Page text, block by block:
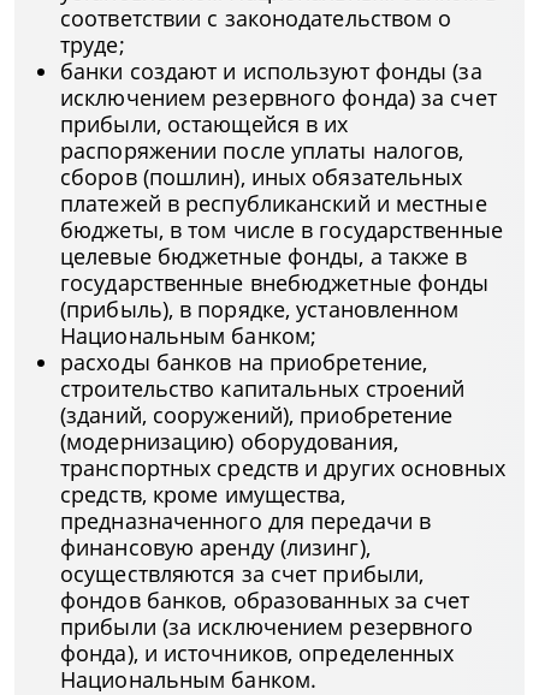
соответствии с законодательством о
труде;
банки создают и используют фонды (за
исключением резервного фонда) за счет
прибыли, остающейся в их
распоряжении после уплаты налогов,
сборов (пошлин), иных обязательных
платежей в республиканский и местные
бюджеты, в том числе в государственные
целевые бюджетные фонды, а также в
государственные внебюджетные фонды
(прибыль), в порядке, установленном
Национальным банком;
расходы банков на приобретение,
строительство капитальных строений
(зданий, сооружений), приобретение
(модернизацию) оборудования,
транспортных средств и других основных
средств, кроме имущества,
предназначенного для передачи в
финансовую аренду (лизинг),
осуществляются за счет прибыли,
фондов банков, образованных за счет
прибыли (за исключением резервного
фонда), и источников, определенных
Национальным банком.